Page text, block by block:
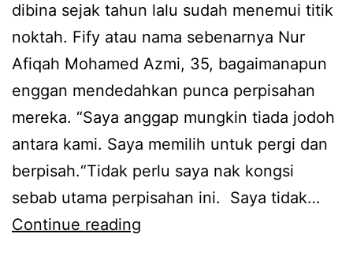
s
a
k
e
c
e
w
a
dibina sejak tahun lalu sudah menemui titik
noktah. Fify atau nama sebenarnya Nur
Afiqah Mohamed Azmi, 35, bagaimanapun
enggan mendedahkan punca perpisahan
mereka. “Saya anggap mungkin tiada jodoh
antara kami. Saya memilih untuk pergi dan
berpisah.“Tidak perlu saya nak kongsi
sebab utama perpisahan ini. Saya tidak…
Continue reading